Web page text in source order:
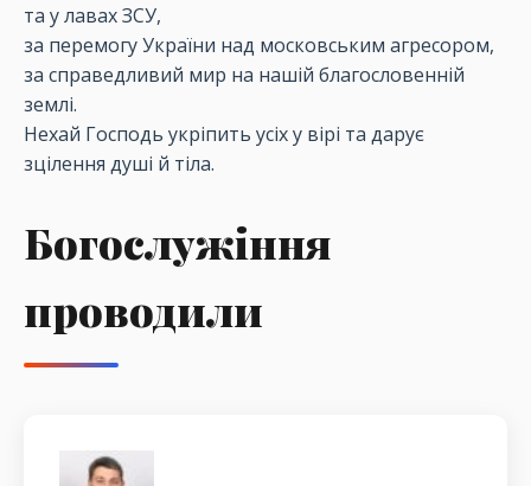
та у лавах ЗСУ,
за перемогу України над московським агресором,
за справедливий мир на нашій благословенній
землі.
Нехай Господь укріпить усіх у вірі та дарує
зцілення душі й тіла.
Богослужіння
проводили